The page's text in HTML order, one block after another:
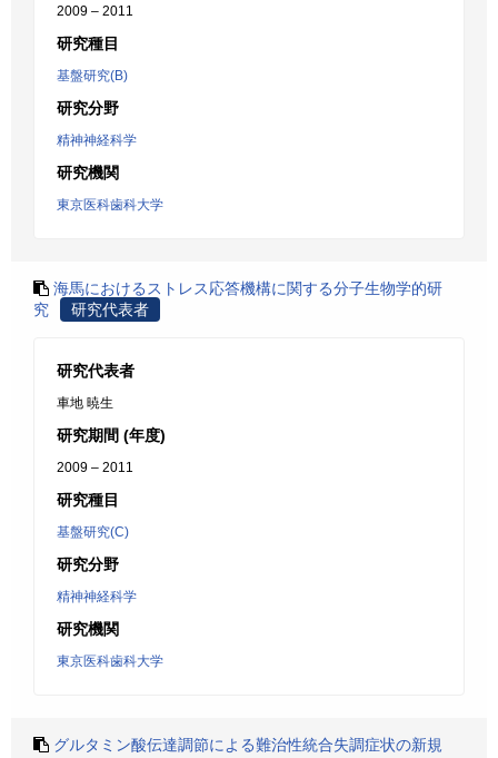
2009 – 2011
研究種目
基盤研究(B)
研究分野
精神神経科学
研究機関
東京医科歯科大学
海馬におけるストレス応答機構に関する分子生物学的研
究
研究代表者
研究代表者
車地 暁生
研究期間 (年度)
2009 – 2011
研究種目
基盤研究(C)
研究分野
精神神経科学
研究機関
東京医科歯科大学
グルタミン酸伝達調節による難治性統合失調症状の新規